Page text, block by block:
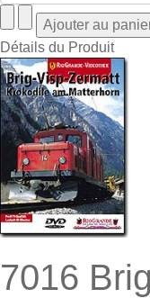
Détails du Produit
7016